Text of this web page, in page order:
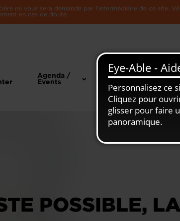
ne vous sera demandé par l'intermédiaire de ce site.
en cas de doute.
Recherche
Agenda /
Events
Toute
POSSIBLE, LA